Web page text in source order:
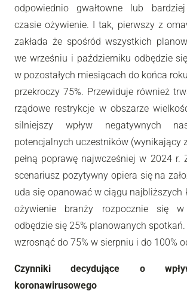
odpowiednio gwałtowne lub
czasie ożywienie. I tak, pierwszy z
zakłada że spośród wszystkich
we wrześniu i październiku odbędzie
w pozostałych miesiącach do końca
przekroczy 75%. Przewiduje również
rządowe restrykcje w obszarze
silniejszy wpływ negatywnych
potencjalnych uczestników (wynikający
pełną poprawę najwcześniej w 2024 r.
scenariusz pozytywny opiera się na
uda się opanować w ciągu najbliższych
ożywienie branży rozpocznie się
odbędzie się 25% planowanych
wzrosnąć do 75% w sierpniu i do 100%
Czynniki decydujące o
koronawirusowego